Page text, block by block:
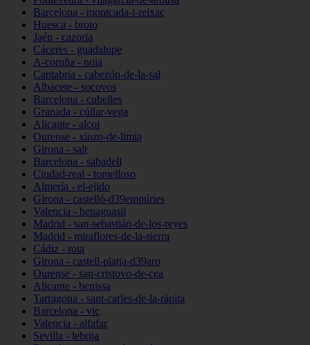
Barcelona - montcada-i-reixac
Huesca - broto
Jaén - cazorla
Cáceres - guadalupe
A-coruña - noia
Cantabria - cabezón-de-la-sal
Albacete - socovos
Barcelona - cubelles
Granada - cúllar-vega
Alicante - alcoi
Ourense - xinzo-de-limia
Girona - salt
Barcelona - sabadell
Ciudad-real - tomelloso
Almería - el-ejido
Girona - castelló-d39empúries
Valencia - benaguasil
Madrid - san-sebastián-de-los-reyes
Madrid - miraflores-de-la-sierra
Cádiz - rota
Girona - castell-platja-d39aro
Ourense - san-cristovo-de-cea
Alicante - benissa
Tarragona - sant-carles-de-la-ràpita
Barcelona - vic
Valencia - alfafar
Sevilla - lebrija